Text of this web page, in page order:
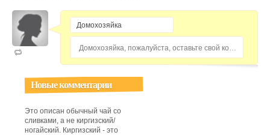
Домохозяйка, пожалуйста, оставьте свой комментарий...
Новые комментарии
Это описан обычный чай со
сливками, а не киргизский/
ногайский. Киргизский - это